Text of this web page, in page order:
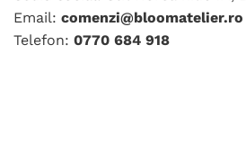
Email: comenzi@bloomatelier.ro
Telefon: 0770 684 918